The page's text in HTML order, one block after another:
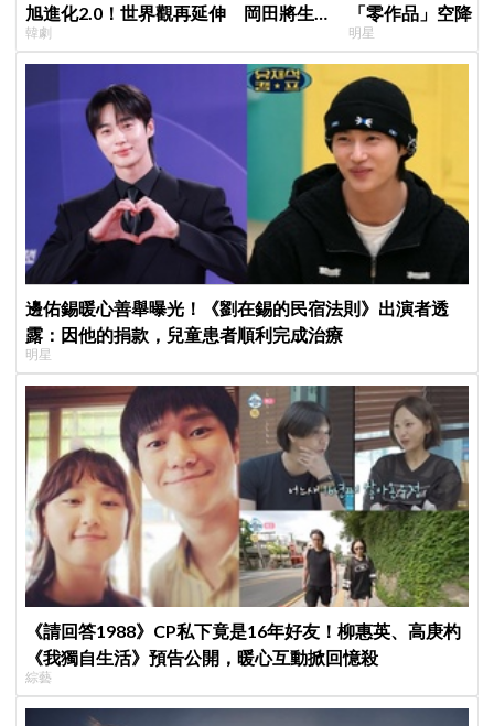
旭進化2.0！世界觀再延伸 岡田將生
登場竟殺了「他」
韓劇
「零作品」空降
片被挖出網驚呆
明星
邊佑錫暖心善舉曝光！《劉在錫的民宿法則》出演者透
露：因他的捐款，兒童患者順利完成治療
明星
《請回答1988》CP私下竟是16年好友！柳惠英、高庚杓
《我獨自生活》預告公開，暖心互動掀回憶殺
綜藝